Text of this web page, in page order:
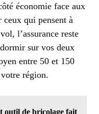
économie face aux
qui pensent à
l’assurance reste
sur vos deux
entre 50 et 150
région.
outil de bricolage fait